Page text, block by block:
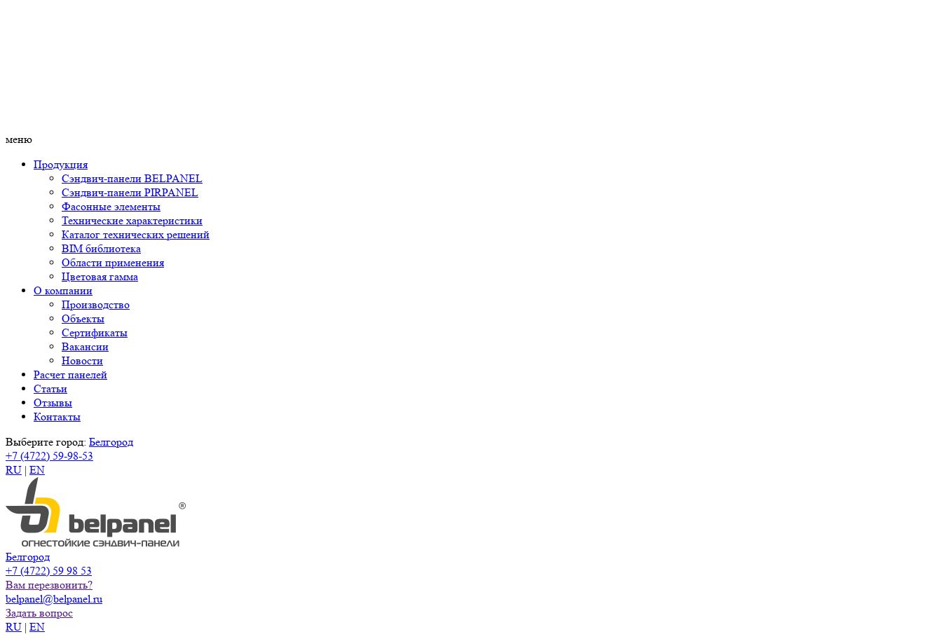
меню
Продукция
Сэндвич-панели BELPANEL
Сэндвич-панели PIRPANEL
Фасонные элементы
Технические характеристики
Каталог технических решений
BIM библиотека
Области применения
Цветовая гамма
О компании
Производство
Объекты
Сертификаты
Вакансии
Новости
Расчет панелей
Статьи
Отзывы
Контакты
Выберите город: Белгород
+7 (4722) 59-98-53
RU | EN
Белгород
+7 (4722) 59 98 53
Вам перезвонить?
belpanel@belpanel.ru
Задать вопрос
RU | EN